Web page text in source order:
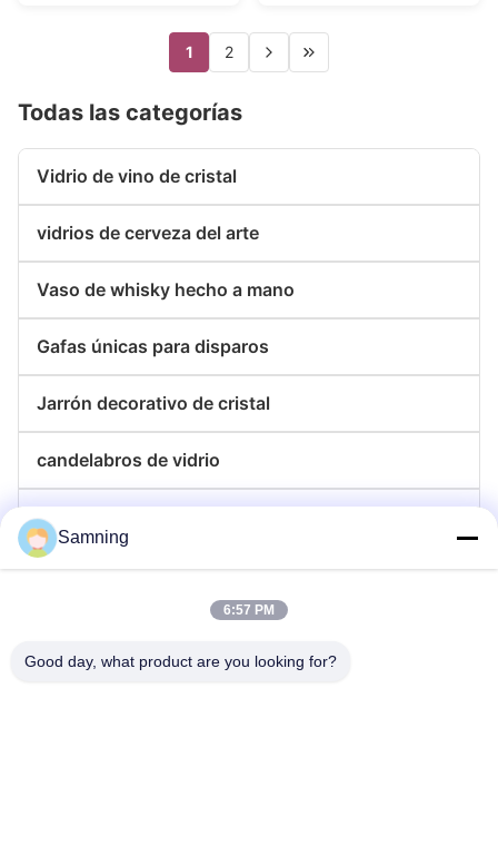
1 2
Todas las categorías
Vidrio de vino de cristal
vidrios de cerveza del arte
Vaso de whisky hecho a mano
Gafas únicas para disparos
Jarrón decorativo de cristal
candelabros de vidrio
placas de cristal del cargador
Vidrios de cristal para cócteles
Samning
6:57 PM
Good day, what product are you looking for?